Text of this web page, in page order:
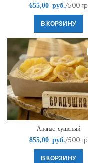
655,00руб. /500 гр
В КОРЗИНУ
Ананас сушеный
855,00руб. /500 гр
В КОРЗИНУ